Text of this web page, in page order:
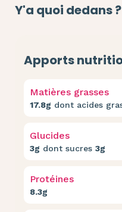
Y'a quoi dedans ?
Apports
Matières grasses
17.8g dont acides
Glucides
3g dont sucres 3g
Protéines
8.3g